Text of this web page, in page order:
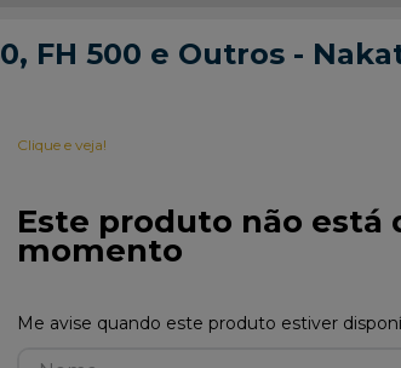
FH 500 e Outros -
Clique e veja!
Este produto não está
momento